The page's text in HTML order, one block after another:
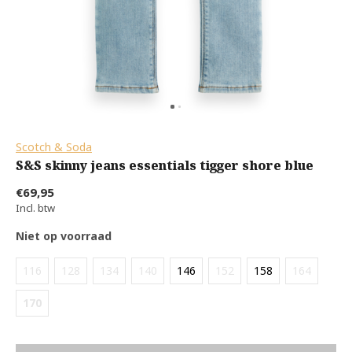
Scotch & Soda
S&S skinny jeans essentials tigger shore blue
€69,95
Incl. btw
Niet op voorraad
116 128 134 140 146 152 158 164
170